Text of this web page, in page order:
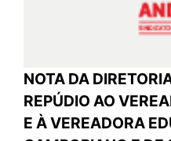
NOTA DA
REPÚDIO AO
E À VEREADORA